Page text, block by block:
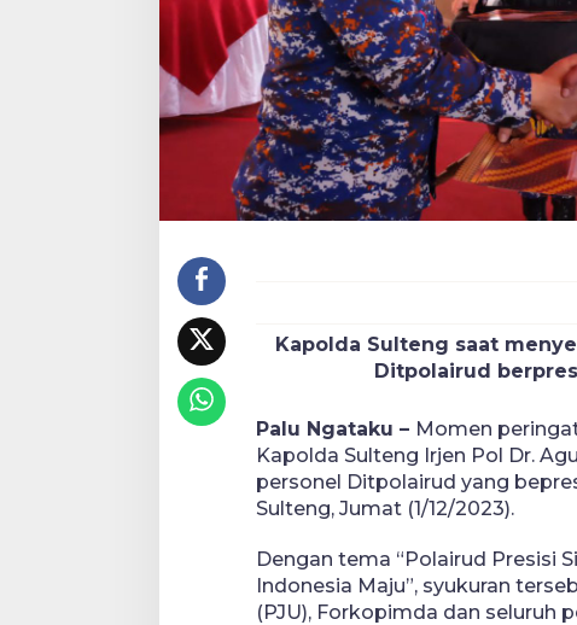
Kapolda Sulteng saat
Ditpolairud
Palu Ngataku – Momen
Kapolda Sulteng Irjen Pol Dr.
personel Ditpolairud yang
Sulteng, Jumat (1/12/2023).
Dengan tema “Polairud Presisi
Indonesia Maju”, syukuran
(PJU), Forkopimda dan seluruh